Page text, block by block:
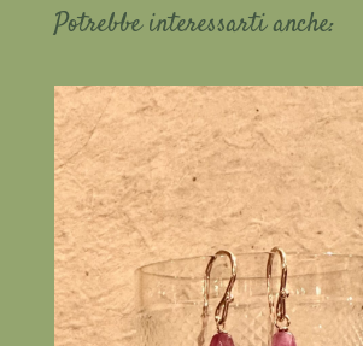
Potrebbe interessarti anche: